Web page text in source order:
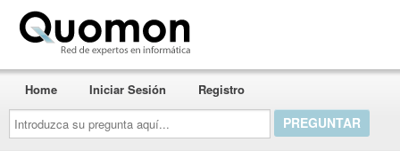
Introduzca
su
pregunta
aquí...
Home Iniciar Sesión Registro